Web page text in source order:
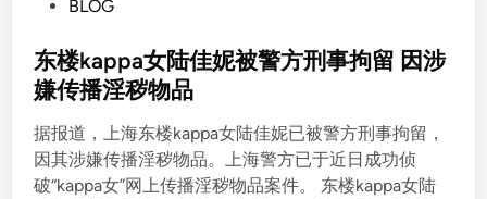
s
t
e
d
i
n
BLOG
东楼kappa女陆佳妮被警方刑事拘留 因涉
嫌传播淫秽物品
据报道，上海东楼kappa女陆佳妮已被警方刑事拘留，
因其涉嫌传播淫秽物品。上海警方已于近日成功侦
破“kappa女”网上传播淫秽物品案件。 东楼kappa女陆